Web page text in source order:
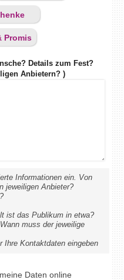
Promis
Details zum Fest?
Anbietern? )
Informationen ein. Von
jeweiligen Anbieter?
ist das Publikum in etwa?
muss der jeweilige
Ihre Kontaktdaten eingeben
Daten online